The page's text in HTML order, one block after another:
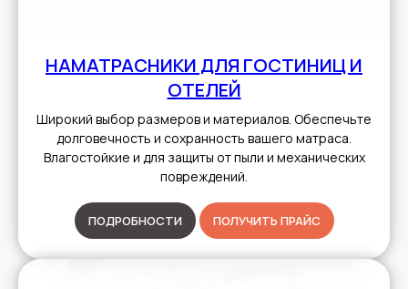
НАМАТРАСНИКИ ДЛЯ ГОСТИНИЦ И
ОТЕЛЕЙ
Широкий выбор размеров и материалов. Обеспечьте
долговечность и сохранность вашего матраса.
Влагостойкие и для защиты от пыли и механических
повреждений.
ПОДРОБНОСТИ ПОЛУЧИТЬ ПРАЙС